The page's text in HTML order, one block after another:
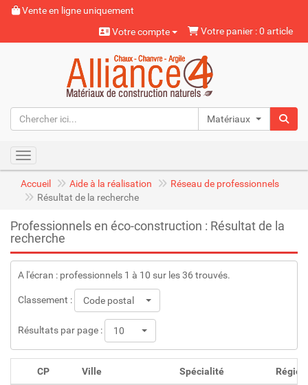
Vente en ligne uniquement
Votre compte
Votre panier : 0 article
Matériaux naturels
Toggle navigation
Accueil Aide à la réalisation
Réseau de professionnels
Résultat de la recherche
Professionnels en éco-construction : Résultat de la
recherche
A l'écran : professionnels 1 à 10 sur les 36 trouvés.
Classement : Code postal
Résultats par page : 10
CP Ville Spécialité Région